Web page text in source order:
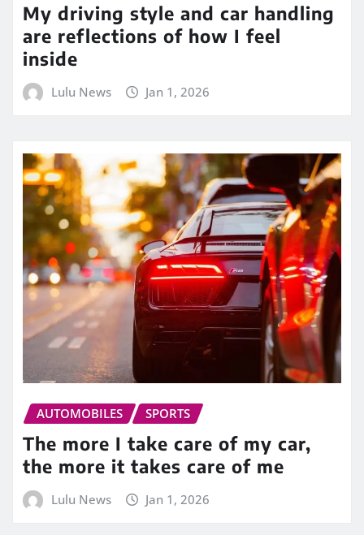
My driving style and car handling
are reflections of how I feel
inside
Lulu News Jan 1, 2026
AUTOMOBILES SPORTS
The more I take care of my car,
the more it takes care of me
Lulu News Jan 1, 2026